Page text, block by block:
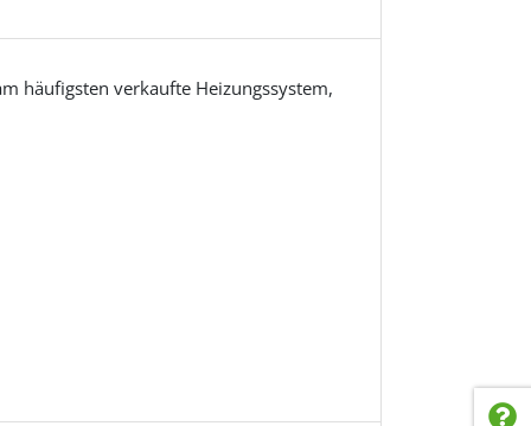
häufigsten verkaufte Heizungssystem,